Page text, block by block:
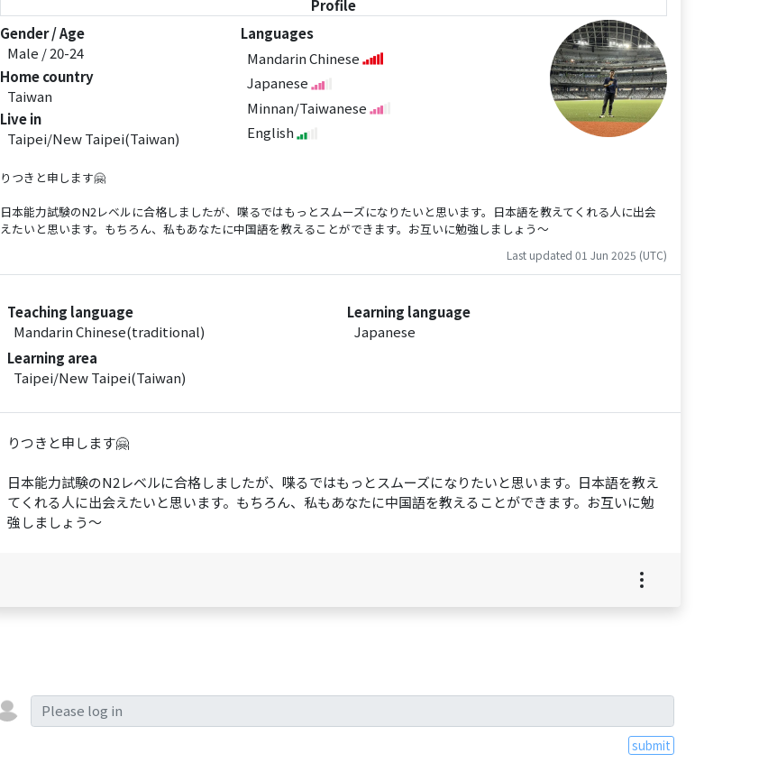
Profile
Gender / Age
Male / 20-24
Home country
Taiwan
Live in
Taipei/New Taipei(Taiwan)
Languages
Mandarin Chinese
Japanese
Minnan/Taiwanese
English
りつきと申します🤗
日本能力試験のN2レベルに合格しましたが、喋るではもっとスムーズになりたいと思います。日本語を教えてくれる人に出会
えたいと思います。もちろん、私もあなたに中国語を教えることができます。お互いに勉強しましょう～
Last updated 01 Jun 2025 (UTC)
Teaching language
Mandarin Chinese(traditional)
Learning language
Japanese
Learning area
Taipei/New Taipei(Taiwan)
りつきと申します🤗
日本能力試験のN2レベルに合格しましたが、喋るではもっとスムーズになりたいと思います。日本語を教え
てくれる人に出会えたいと思います。もちろん、私もあなたに中国語を教えることができます。お互いに勉
強しましょう～
submit